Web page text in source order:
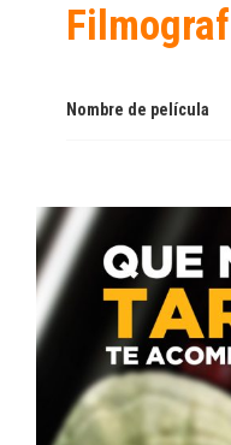
Nombre de película